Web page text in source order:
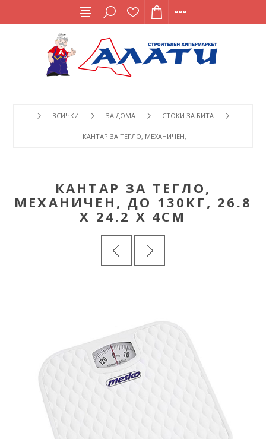
ВСИЧКИ ЗА ДОМА СТОКИ ЗА БИТА
КАНТАР ЗА ТЕГЛО, МЕХАНИЧЕН, ДО 130КГ, 26.8 X 24.2 X
КАНТАР ЗА ТЕГЛО,
МЕХАНИЧЕН, ДО 130КГ, 26.8
X 24.2 X 4СМ